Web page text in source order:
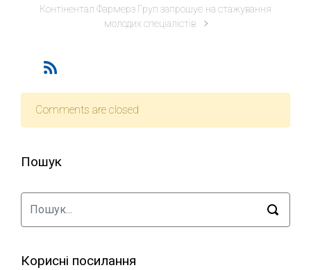
Контінентал Фармерз Груп запрошує на стажування
молодих спеціалістів
Comments are closed
Пошук
Корисні посилання